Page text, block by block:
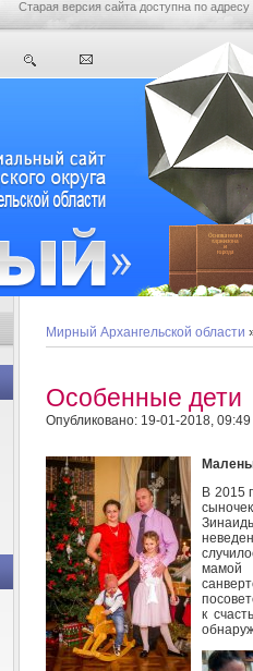
Старая версия сайта доступна по адресу
Мирный Архангельской области
Особенные дети
Опубликовано: 19-01-2018, 09:49
В 2015
мамой
к